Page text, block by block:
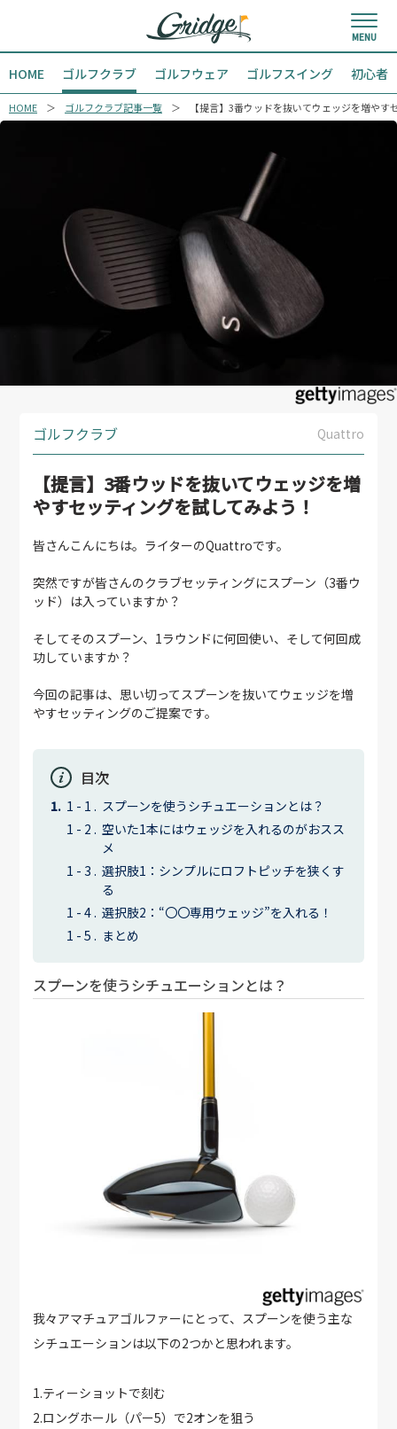
HOME ゴルフクラブ ゴルフウェア ゴルフスイング 初心者
HOME ゴルフクラブ記事一覧 【提言】3番ウッドを抜いてウェッジを増や
ゴルフクラブ Quattro
【提言】3番ウッドを抜いてウェッジを増
やすセッティングを試してみよう！
皆さんこんにちは。ライターのQuattroです。
突然ですが皆さんのクラブセッティングにスプーン（3番ウ
ッド）は入っていますか？
そしてそのスプーン、1ラウンドに何回使い、そして何回成
功していますか？
今回の記事は、思い切ってスプーンを抜いてウェッジを増
やすセッティングのご提案です。
目次
スプーンを使うシチュエーションとは？
空いた1本にはウェッジを入れるのがおスス
メ
選択肢1：シンプルにロフトピッチを狭くす
る
選択肢2：“〇〇専用ウェッジ”を入れる！
まとめ
スプーンを使うシチュエーションとは？
我々アマチュアゴルファーにとって、スプーンを使う主な
シチュエーションは以下の2つかと思われます。
1.ティーショットで刻む
2.ロングホール（パー5）で2オンを狙う